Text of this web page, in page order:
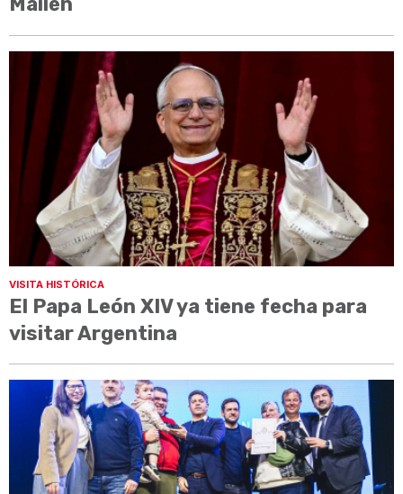
VISITA HISTÓRICA
El Papa León XIV ya tiene fecha para
visitar Argentina